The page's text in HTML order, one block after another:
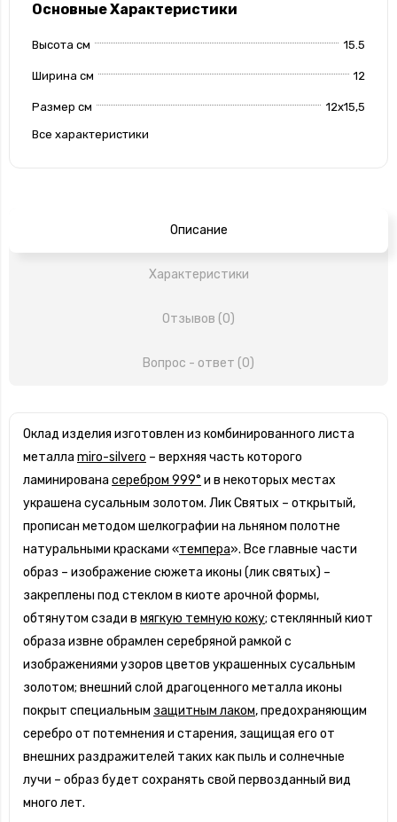
Основные Характеристики
Высота см 15.5
Ширина см 12
Размер см 12х15,5
Все характеристики
Описание
Характеристики
Отзывов (0)
Вопрос - ответ (0)
Оклад изделия изготовлен из комбинированного листа
металла miro-silvero – верхняя часть которого
ламинирована серебром 999° и в некоторых местах
украшена сусальным золотом. Лик Святых – открытый,
прописан методом шелкографии на льняном полотне
натуральными красками «темпера». Все главные части
образ – изображение сюжета иконы (лик святых) –
закреплены под стеклом в киоте арочной формы,
обтянутом сзади в мягкую темную кожу; стеклянный киот
образа извне обрамлен серебряной рамкой с
изображениями узоров цветов украшенных сусальным
золотом; внешний слой драгоценного металла иконы
покрыт специальным защитным лаком, предохраняющим
серебро от потемнения и старения, защищая его от
внешних раздражителей таких как пыль и солнечные
лучи – образ будет сохранять свой первозданный вид
много лет.